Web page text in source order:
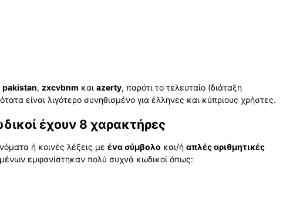
pakistan, zxcvbnm και azerty, παρότι το τελευταίο (διάταξη
είναι λιγότερο συνηθισμένο για έλληνες και κύπριους χρήστες.
έχουν 8 χαρακτήρες
ή κοινές λέξεις με ένα σύμβολο και/ή απλές αριθμητικές
εμφανίστηκαν πολύ συχνά κωδικοί όπως: